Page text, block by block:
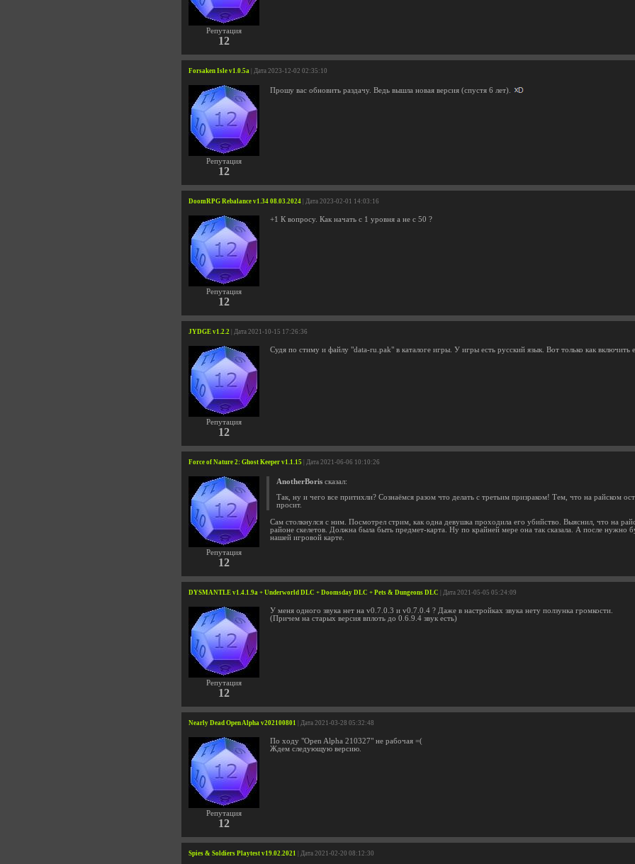
Репутация
12
Forsaken Isle v1.0.5a | Дата 2023-12-02 02:35:10
Репутация
12
Прошу вас обновить раздачу. Ведь вышла новая версия (спустя 6 лет).
DoomRPG Rebalance v1.34 08.03.2024 | Дата 2023-02-01 14:03:16
Репутация
12
+1 К вопросу. Как начать с 1 уровня а не с 50 ?
JYDGE v1.2.2 | Дата 2021-10-15 17:26:36
Репутация
12
Судя по стиму и файлу "data-ru.pak" в каталоге игры. У игры есть русский язык. Вот только как включить
Force of Nature 2: Ghost Keeper v1.1.15 | Дата 2021-06-06 10:10:26
Репутация
12
AnotherBoris сказал:
Так, ну и чего все притихли? Сознаёмся разом что делать с третьим призраком! Тем, что на райском
просит.
Сам столкнулся с ним. Посмотрел стрим, как одна девушка проходила его убийство. Выяснил, что на
районе скелетов. Должна была быть предмет-карта. Ну по крайней мере она так сказала. А после нужно
нашей игровой карте.
DYSMANTLE v1.4.1.9a + Underworld DLC + Doomsday DLC + Pets & Dungeons DLC | Дата 2021-05-05 05:24:09
Репутация
12
У меня одного звука нет на v0.7.0.3 и v0.7.0.4 ? Даже в настройках звука нету ползунка громкости.
(Причем на старых версия вплоть до 0.6.9.4 звук есть)
Nearly Dead Open Alpha v202100801 | Дата 2021-03-28 05:32:48
Репутация
12
По ходу "Open Alpha 210327" не рабочая =(
Ждем следующую версию.
Spies & Soldiers Playtest v19.02.2021 | Дата 2021-02-20 08:12:30